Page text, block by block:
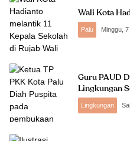
Wali Kota
Palu Minggu,
Guru PAUD
Lingkungan
Lingkungan